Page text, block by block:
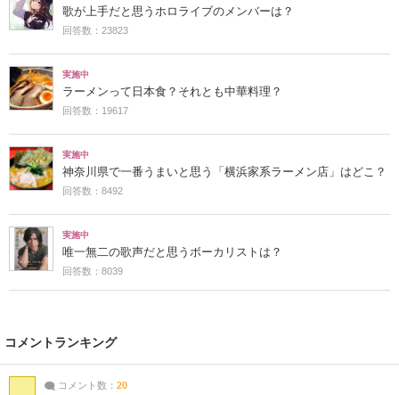
歌が上手だと思うホロライブのメンバーは？
回答数：23823
実施中
ラーメンって日本食？それとも中華料理？
回答数：19617
実施中
神奈川県で一番うまいと思う「横浜家系ラーメン店」はどこ？
回答数：8492
実施中
唯一無二の歌声だと思うボーカリストは？
回答数：8039
コメントランキング
コメント数： 20